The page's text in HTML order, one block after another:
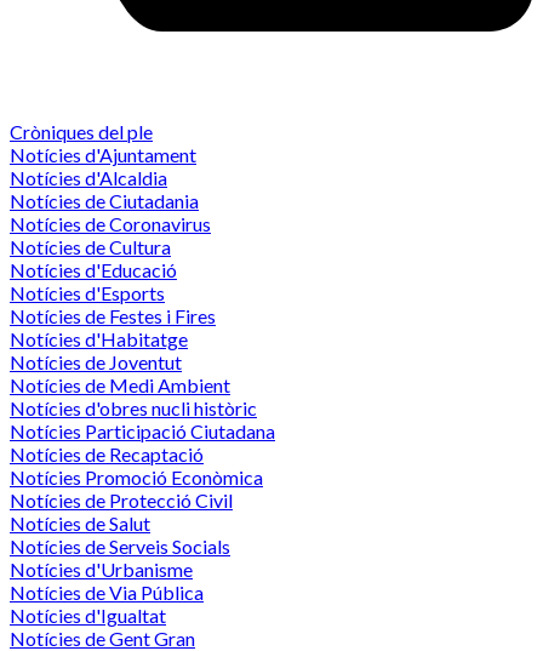
Cròniques del ple
Notícies d'Ajuntament
Notícies d'Alcaldia
Notícies de Ciutadania
Notícies de Coronavirus
Notícies de Cultura
Notícies d'Educació
Notícies d'Esports
Notícies de Festes i Fires
Notícies d'Habitatge
Notícies de Joventut
Notícies de Medi Ambient
Notícies d'obres nucli històric
Notícies Participació Ciutadana
Notícies de Recaptació
Notícies Promoció Econòmica
Notícies de Protecció Civil
Notícies de Salut
Notícies de Serveis Socials
Notícies d'Urbanisme
Notícies de Via Pública
Notícies d'Igualtat
Notícies de Gent Gran